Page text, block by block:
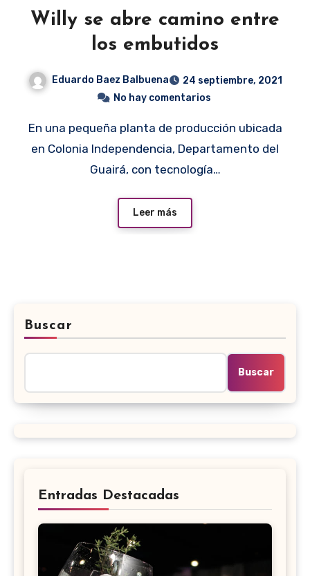
Willy se abre camino entre
los embutidos
Eduardo Baez Balbuena
24 septiembre, 2021
No hay comentarios
En una pequeña planta de producción ubicada
en Colonia Independencia, Departamento del
Guairá, con tecnología…
Leer más
Buscar
Buscar
Entradas Destacadas